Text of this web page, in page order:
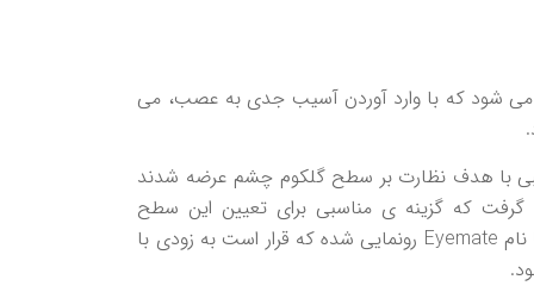
شود که با وارد آوردن آسیب جدی به عصب، می
با هدف نظارت بر سطح گلکوم چشم عرضه شدند
که گزینه ی مناسبی برای تعیین این سطح
محسوب می شوند. جدیدا از مدلی با نام Eyemate رونمایی شده که قرار است به زودی با